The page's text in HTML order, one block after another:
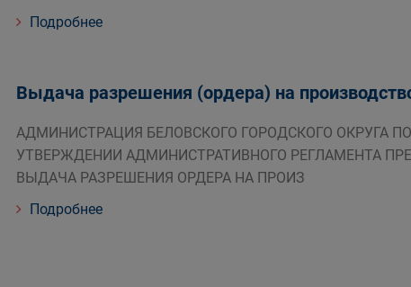
Подробнее
Выдача разрешения (ордера) на
АДМИНИСТРАЦИЯ БЕЛОВСКОГО ГОРОДСКОГО ОКРУГА
УТВЕРЖДЕНИИ АДМИНИСТРАТИВНОГО РЕГЛАМЕНТА
ВЫДАЧА РАЗРЕШЕНИЯ ОРДЕРА НА ПРОИЗ
Подробнее